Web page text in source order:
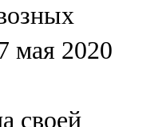
мая 2020
своей